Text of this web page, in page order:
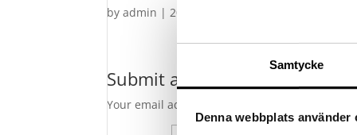
Samtycke
Denna webbplats använder
byadmin |2015-01-13
Submit a Comment
Your email address will not be published.